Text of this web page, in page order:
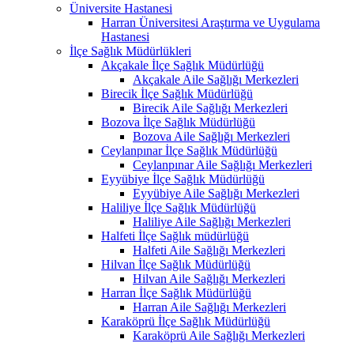
Üniversite Hastanesi
Harran Üniversitesi Araştırma ve Uygulama
Hastanesi
İlçe Sağlık Müdürlükleri
Akçakale İlçe Sağlık Müdürlüğü
Akçakale Aile Sağlığı Merkezleri
Birecik İlçe Sağlık Müdürlüğü
Birecik Aile Sağlığı Merkezleri
Bozova İlçe Sağlık Müdürlüğü
Bozova Aile Sağlığı Merkezleri
Ceylanpınar İlçe Sağlık Müdürlüğü
Ceylanpınar Aile Sağlığı Merkezleri
Eyyübiye İlçe Sağlık Müdürlüğü
Eyyübiye Aile Sağlığı Merkezleri
Haliliye İlçe Sağlık Müdürlüğü
Haliliye Aile Sağlığı Merkezleri
Halfeti İlçe Sağlık müdürlüğü
Halfeti Aile Sağlığı Merkezleri
Hilvan İlçe Sağlık Müdürlüğü
Hilvan Aile Sağlığı Merkezleri
Harran İlçe Sağlık Müdürlüğü
Harran Aile Sağlığı Merkezleri
Karaköprü İlçe Sağlık Müdürlüğü
Karaköprü Aile Sağlığı Merkezleri